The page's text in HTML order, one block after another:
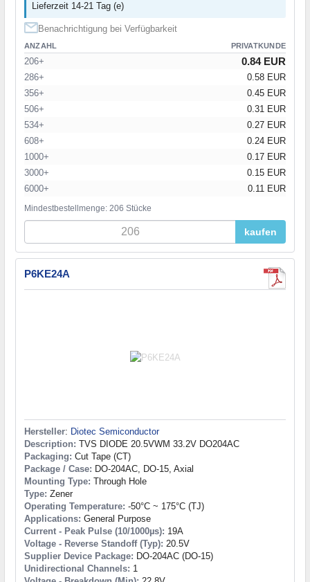
Lieferzeit 14-21 Tag (e)
Benachrichtigung bei Verfügbarkeit
ANZAHL PRIVATKUNDE
206+ 0.84 EUR
286+
0.58 EUR
356+
0.45 EUR
506+
0.31 EUR
534+
0.27 EUR
608+
0.24 EUR
1000+
0.17 EUR
3000+
0.15 EUR
6000+
0.11 EUR
Mindestbestellmenge: 206 Stücke
kaufen
P6KE24A
Hersteller: Diotec Semiconductor
Description: TVS DIODE 20.5VWM 33.2V DO204AC
Packaging: Cut Tape (CT)
Package / Case: DO-204AC, DO-15, Axial
Mounting Type: Through Hole
Type: Zener
Operating Temperature: -50°C ~ 175°C (TJ)
Applications: General Purpose
Current - Peak Pulse (10/1000µs): 19A
Voltage - Reverse Standoff (Typ): 20.5V
Supplier Device Package: DO-204AC (DO-15)
Unidirectional Channels: 1